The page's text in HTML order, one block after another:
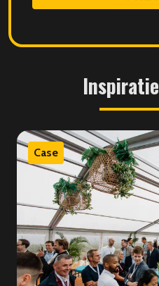
Inspiratie
Case